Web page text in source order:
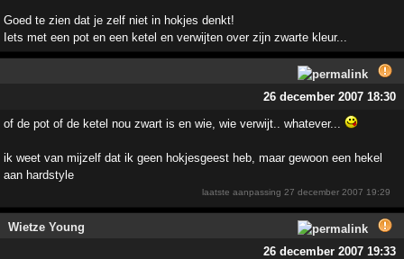
Goed te zien dat je zelf niet in hokjes denkt!
Iets met een pot en een ketel en verwijten over zijn zwarte kleur...
26 december 2007 18:30
of de pot of de ketel nou zwart is en wie, wie verwijt.. whatever...
ik weet van mijzelf dat ik geen hokjesgeest heb, maar gewoon een hekel
aan hardstyle
laatste aanpassing27 december 2007 19:29
Wietze Young
26 december 2007 19:33